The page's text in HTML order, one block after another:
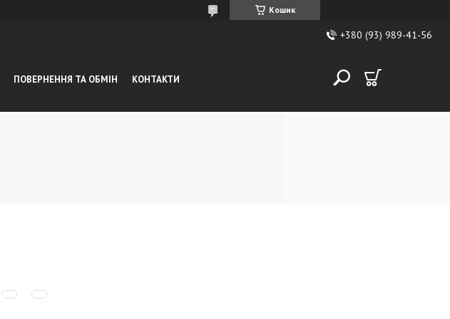
Кошик
+380 (93) 989-41-56
ПОВЕРНЕННЯ ТА ОБМІН КОНТАКТИ